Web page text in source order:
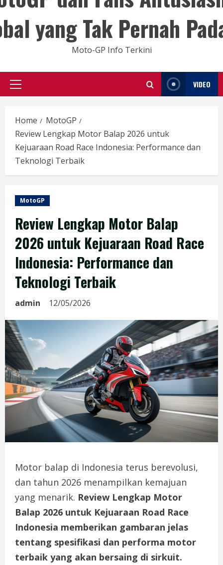
yang Tak Pernah
Moto-GP Info Terkini
Primary
VIDEO
Home
MotoGP
Review Lengkap Motor Balap 2026 untuk
Kejuaraan Road Race Indonesia: Performance dan
Teknologi Terbaik
MotoGP
Review Lengkap Motor Balap
2026 untuk Kejuaraan Road Race
Indonesia: Performance dan
Teknologi Terbaik
admin 12/05/2026
Motor balap di Indonesia terus berevolusi,
dan tahun 2026 menampilkan kemajuan
yang menarik. Review Lengkap Motor
Balap 2026 untuk Kejuaraan Road Race
Indonesia memberikan gambaran jelas
tentang spesifikasi dan performa motor
terbaik yang akan bersaing di sirkuit.